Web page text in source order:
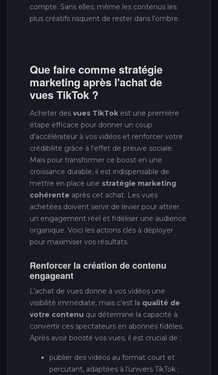
compte. Sans elles, même les contenus les
plus créatifs risquent de rester dans l’ombre.
Que faire comme stratégie
marketing après l'achat de
vues TikTok ?
Acheter des vues TikTok est une première
étape efficace pour donner un coup
d’accélérateur à vos vidéos et renforcer votre
crédibilité grâce à l’effet de preuve sociale.
Mais pour transformer ce boost en une
croissance durable, il est indispensable de
mettre en place une stratégie marketing
cohérente après cet achat. Les vues
achetées doivent servir de levier pour attirer
un engagement réel et fidéliser une audience
organique. Voici les actions clés à déployer
pour maximiser vos résultats.
Renforcer la création de contenu
engageant
L’achat de vues donne à vos vidéos une
visibilité immédiate, mais c’est la qualité de
votre contenu qui détermine la capacité à
convertir ces spectateurs en abonnés fidèles.
Après avoir boosté vos vues, il est crucial de :
publier des vidéos au format court et
percutant, adaptées à l’univers TikTok ;